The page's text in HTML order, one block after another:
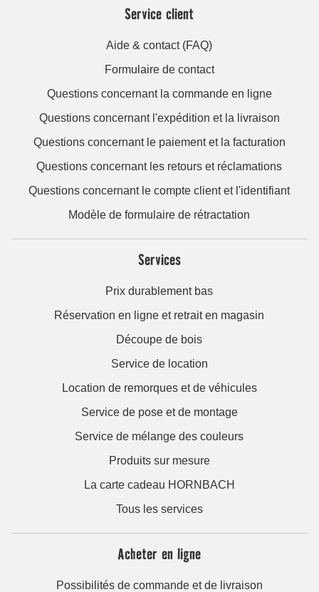
Service client
Aide & contact (FAQ)
Formulaire de contact
Questions concernant la commande en ligne
Questions concernant l'expédition et la livraison
Questions concernant le paiement et la facturation
Questions concernant les retours et réclamations
Questions concernant le compte client et l'identifiant
Modèle de formulaire de rétractation
Services
Prix durablement bas
Réservation en ligne et retrait en magasin
Découpe de bois
Service de location
Location de remorques et de véhicules
Service de pose et de montage
Service de mélange des couleurs
Produits sur mesure
La carte cadeau HORNBACH
Tous les services
Acheter en ligne
Possibilités de commande et de livraison